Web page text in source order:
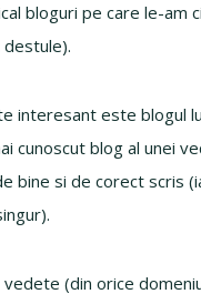
bloguri pe care le-am
interesant este blogul
cunoscut blog al unei
bine si de corect scris
(din orice